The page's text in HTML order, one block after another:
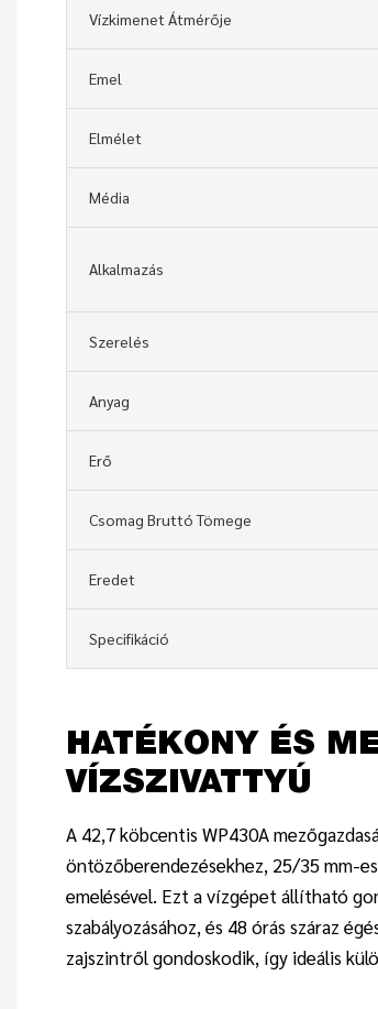
Vízkimenet Átmérője
Emel
Elmélet
Média
Alkalmazás
Szerelés
Anyag
Erő
Csomag Bruttó Tömege
Eredet
Specifikáció
HATÉKONY ÉS
VÍZSZIVATTYÚ
A 42,7 köbcentis WP430A
öntözőberendezésekhez, 25/35 mm-
emelésével. Ezt a vízgépet állítható
szabályozásához, és 48 órás száraz
zajszintről gondoskodik, így ideális